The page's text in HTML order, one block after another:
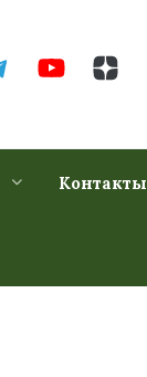
Контакты